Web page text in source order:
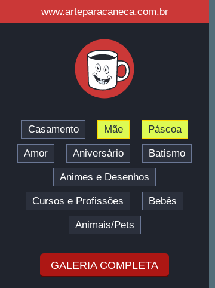
www.arteparacaneca.com.br
Casamento Mãe Páscoa
Amor Aniversário Batismo
Animes e Desenhos
Cursos e Profissões Bebês
Animais/Pets
GALERIA COMPLETA